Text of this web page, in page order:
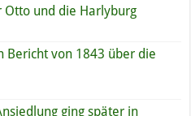
Otto und die Harlyburg
Bericht von 1843 über die
ging später in